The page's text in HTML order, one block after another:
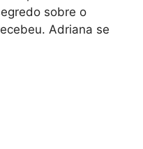
sobre o
Adriana se